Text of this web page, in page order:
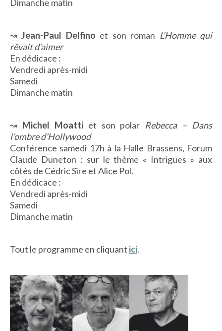
ART & CULTURE
NATURE & ENVIRONNEMENT
PHOTOGRAPHIE & TOURISME
IMAGES D’ANTAN
LITTÉRATURE
HORS COLLECTION
CONTACT
INSCRIPTION NEWSLETTER
Dimanche matin
↝Jean-Paul Delfino et son roman L’Homme qui
rêvait d’aimer
En dédicace :
Vendredi après-midi
Samedi
Dimanche matin
↝ Michel Moattiet son polar Rebecca – Dans
l’ombre d’Hollywood
Conférence samedi 17h à la Halle Brassens, Forum
Claude Duneton : sur le thème « Intrigues » aux
côtés de Cédric Sire et Alice Pol.
En dédicace :
Vendredi après-midi
Samedi
Dimanche matin
Tout le programme en cliquant ici.